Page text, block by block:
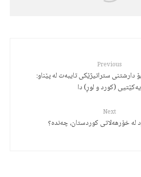
Previous
دارشتنی ستراتیژێكی تایبه‌ت له‌ پێناو:
یه‌كێتیی (كورد و لوڕ) دا
Next
لە خۆرھەلاتی کوردستان، چەندە؟